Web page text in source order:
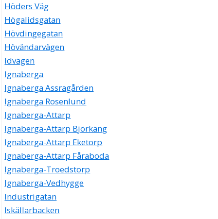
Höders Väg
Högalidsgatan
Hövdingegatan
Hövändarvägen
Idvägen
Ignaberga
Ignaberga Assragården
Ignaberga Rosenlund
Ignaberga-Attarp
Ignaberga-Attarp Björkäng
Ignaberga-Attarp Eketorp
Ignaberga-Attarp Fåraboda
Ignaberga-Troedstorp
Ignaberga-Vedhygge
Industrigatan
Iskällarbacken